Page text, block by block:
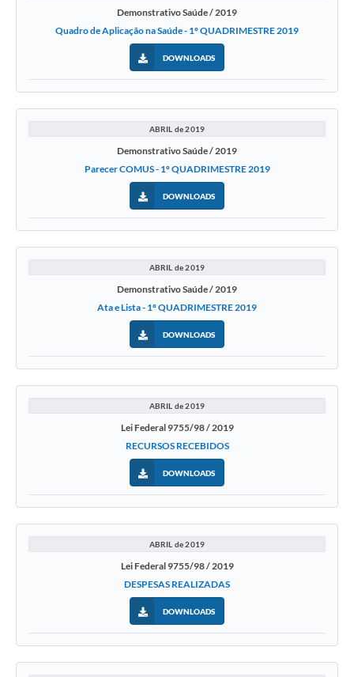
Demonstrativo Saúde / 2019
Quadro de Aplicação na Saúde - 1º QUADRIMESTRE 2019
DOWNLOADS
ABRIL de 2019
Demonstrativo Saúde / 2019
Parecer COMUS - 1º QUADRIMESTRE 2019
DOWNLOADS
ABRIL de 2019
Demonstrativo Saúde / 2019
Ata e Lista - 1º QUADRIMESTRE 2019
DOWNLOADS
ABRIL de 2019
Lei Federal 9755/98 / 2019
RECURSOS RECEBIDOS
DOWNLOADS
ABRIL de 2019
Lei Federal 9755/98 / 2019
DESPESAS REALIZADAS
DOWNLOADS